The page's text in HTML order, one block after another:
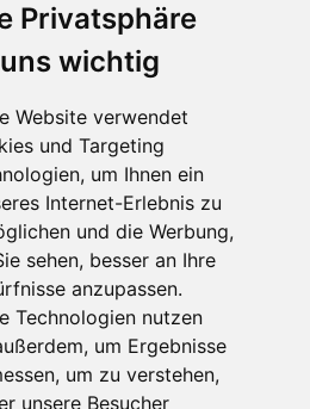
Privatsphäre
wichtig
Website verwendet
und Targeting
um Ihnen ein
Internet-Erlebnis zu
und die Werbung,
sehen, besser an Ihre
anzupassen.
Technologien nutzen
um Ergebnisse
um zu verstehen,
unsere Besucher
mit 60
Preis ab